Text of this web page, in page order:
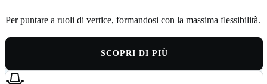
Per puntare a ruoli di vertice, formandosi con la massima flessibilità.
SCOPRI DI PIÙ